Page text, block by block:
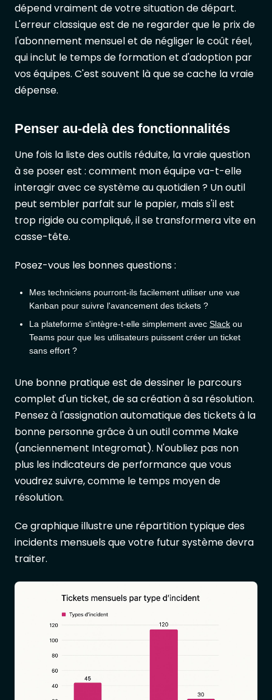
dépend vraiment de votre situation de départ.
L'erreur classique est de ne regarder que le prix de
l'abonnement mensuel et de négliger le coût réel,
qui inclut le temps de formation et d'adoption par
vos équipes. C'est souvent là que se cache la vraie
dépense.
Penser au-delà des fonctionnalités
Une fois la liste des outils réduite, la vraie question
à se poser est : comment mon équipe va-t-elle
interagir avec ce système au quotidien ? Un outil
peut sembler parfait sur le papier, mais s'il est
trop rigide ou compliqué, il se transformera vite en
casse-tête.
Posez-vous les bonnes questions :
Mes techniciens pourront-ils facilement utiliser une vue
Kanban pour suivre l'avancement des tickets ?
La plateforme s'intègre-t-elle simplement avec Slack ou
Teams pour que les utilisateurs puissent créer un ticket
sans effort ?
Une bonne pratique est de dessiner le parcours
complet d'un ticket, de sa création à sa résolution.
Pensez à l'assignation automatique des tickets à la
bonne personne grâce à un outil comme Make
(anciennement Integromat). N'oubliez pas non
plus les indicateurs de performance que vous
voudrez suivre, comme le temps moyen de
résolution.
Ce graphique illustre une répartition typique des
incidents mensuels que votre futur système devra
traiter.